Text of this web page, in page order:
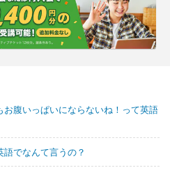
腹いっぱいにならないね！って英語
でなんて言うの？